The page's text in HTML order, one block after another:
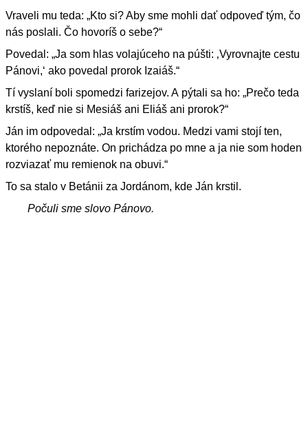
Vraveli mu teda: „Kto si? Aby sme mohli dať odpoveď tým, čo
nás poslali. Čo hovoríš o sebe?“
Povedal: „Ja som hlas volajúceho na púšti: ‚Vyrovnajte cestu
Pánovi,‘ ako povedal prorok Izaiáš.“
Tí vyslaní boli spomedzi farizejov. A pýtali sa ho: „Prečo teda
krstíš, keď nie si Mesiáš ani Eliáš ani prorok?“
Ján im odpovedal: „Ja krstím vodou. Medzi vami stojí ten,
ktorého nepoznáte. On prichádza po mne a ja nie som hoden
rozviazať mu remienok na obuvi.“
To sa stalo v Betánii za Jordánom, kde Ján krstil.
Počuli sme slovo Pánovo.